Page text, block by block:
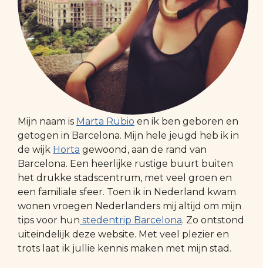
Mijn naam is Marta Rubio en ik ben geboren en
getogen in Barcelona. Mijn hele jeugd heb ik in
de wijk Horta gewoond, aan de rand van
Barcelona. Een heerlijke rustige buurt buiten
het drukke stadscentrum, met veel groen en
een familiale sfeer. Toen ik in Nederland kwam
wonen vroegen Nederlanders mij altijd om mijn
tips voor hun stedentrip Barcelona. Zo ontstond
uiteindelijk deze website. Met veel plezier en
trots laat ik jullie kennis maken met mijn stad.